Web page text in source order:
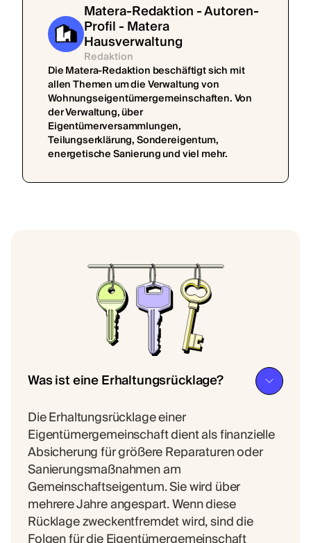
Matera-Redaktion - Autoren-
Profil - Matera
Hausverwaltung
Redaktion
Die Matera-Redaktion beschäftigt sich mit
allen Themen um die Verwaltung von
Wohnungseigentümergemeinschaften. Von
der Verwaltung, über
Eigentümerversammlungen,
Teilungserklärung, Sondereigentum,
energetische Sanierung und viel mehr.
Was ist eine Erhaltungsrücklage?
Die Erhaltungsrücklage einer
Eigentümergemeinschaft dient als finanzielle
Absicherung für größere Reparaturen oder
Sanierungsmaßnahmen am
Gemeinschaftseigentum. Sie wird über
mehrere Jahre angespart. Wenn diese
Rücklage zweckentfremdet wird, sind die